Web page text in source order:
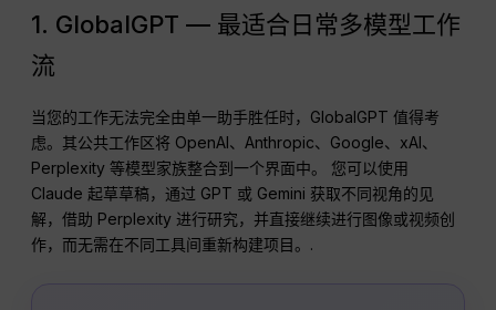
1. GlobalGPT — 最适合日常多模型工作
流
当您的工作无法完全由单一助手胜任时，GlobalGPT 值得考
虑。其公共工作区将 OpenAI、Anthropic、Google、xAI、
Perplexity 等模型家族整合到一个界面中。 您可以使用
Claude 起草草稿，通过 GPT 或 Gemini 获取不同视角的见
解，借助 Perplexity 进行研究，并直接继续进行图像或视频创
作，而无需在不同工具间重新构建项目。.